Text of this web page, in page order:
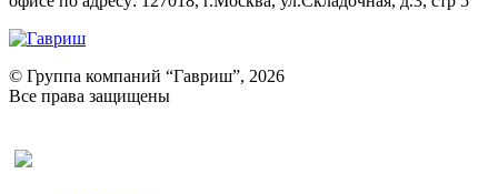
© Группа компаний “Гавриш”, 2026
Все права защищены